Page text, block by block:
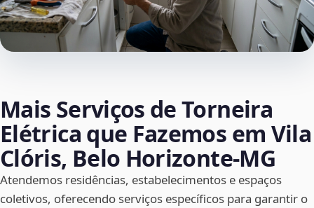
Mais Serviços de Torneira
Elétrica que Fazemos em Vila
Clóris, Belo Horizonte‑MG
Atendemos residências, estabelecimentos e espaços
coletivos, oferecendo serviços específicos para garantir o